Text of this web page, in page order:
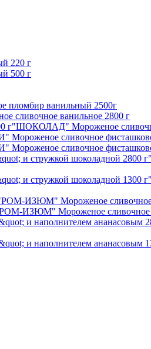
220 г
500 г
ванильный 2500г
сливочное ванильное 2800 г
"ШОКОЛАД" Мороженое
сливочное
сливочное
ИЗЮМ" Мороженое сливочное
ИЗЮМ" Мороженое сливочное